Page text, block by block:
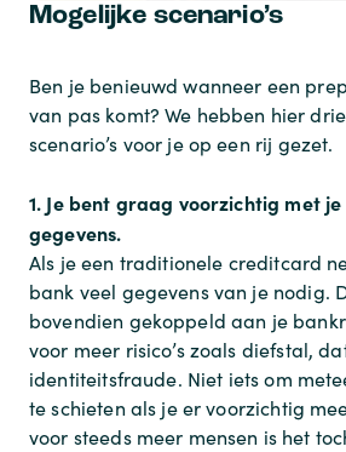
Mogelijke scenario’s
Ben je benieuwd wanneer een
van pas komt? We hebben hier
scenario’s voor je op een rij gezet.
1. Je bent graag voorzichtig met
gegevens.
Als je een traditionele creditcard
bank veel gegevens van je nodig.
bovendien gekoppeld aan je
voor meer risico’s zoals diefstal,
identiteitsfraude. Niet iets om
te schieten als je er voorzichtig
voor steeds meer mensen is het